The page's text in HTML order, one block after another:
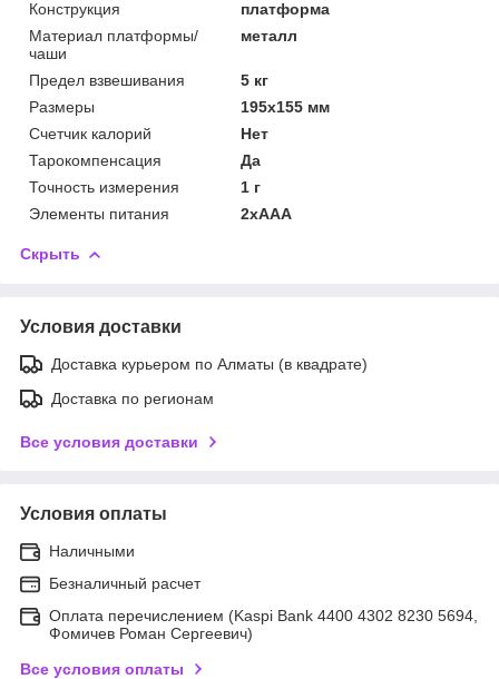
Конструкция
платформа
Материал платформы/
чаши
металл
Предел взвешивания
5 кг
Размеры
195х155 мм
Счетчик калорий
Нет
Тарокомпенсация
Да
Точность измерения
1 г
Элементы питания
2хААА
Скрыть
Условия доставки
Доставка курьером по Алматы (в квадрате)
Доставка по регионам
Все условия доставки
Условия оплаты
Наличными
Безналичный расчет
Оплата перечислением (Kaspi Bank 4400 4302 8230 5694,
Фомичев Роман Сергеевич)
Все условия оплаты